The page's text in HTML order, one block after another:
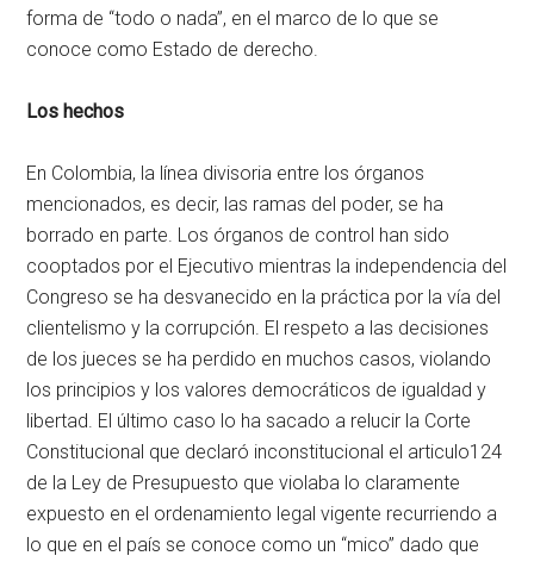
forma de “todo o nada”, en el marco de lo que se
conoce como Estado de derecho.
Los hechos
En Colombia, la línea divisoria entre los órganos
mencionados, es decir, las ramas del poder, se ha
borrado en parte. Los órganos de control han sido
cooptados por el Ejecutivo mientras la independencia del
Congreso se ha desvanecido en la práctica por la vía del
clientelismo y la corrupción. El respeto a las decisiones
de los jueces se ha perdido en muchos casos, violando
los principios y los valores democráticos de igualdad y
libertad. El último caso lo ha sacado a relucir la Corte
Constitucional que declaró inconstitucional el articulo124
de la Ley de Presupuesto que violaba lo claramente
expuesto en el ordenamiento legal vigente recurriendo a
lo que en el país se conoce como un “mico” dado que